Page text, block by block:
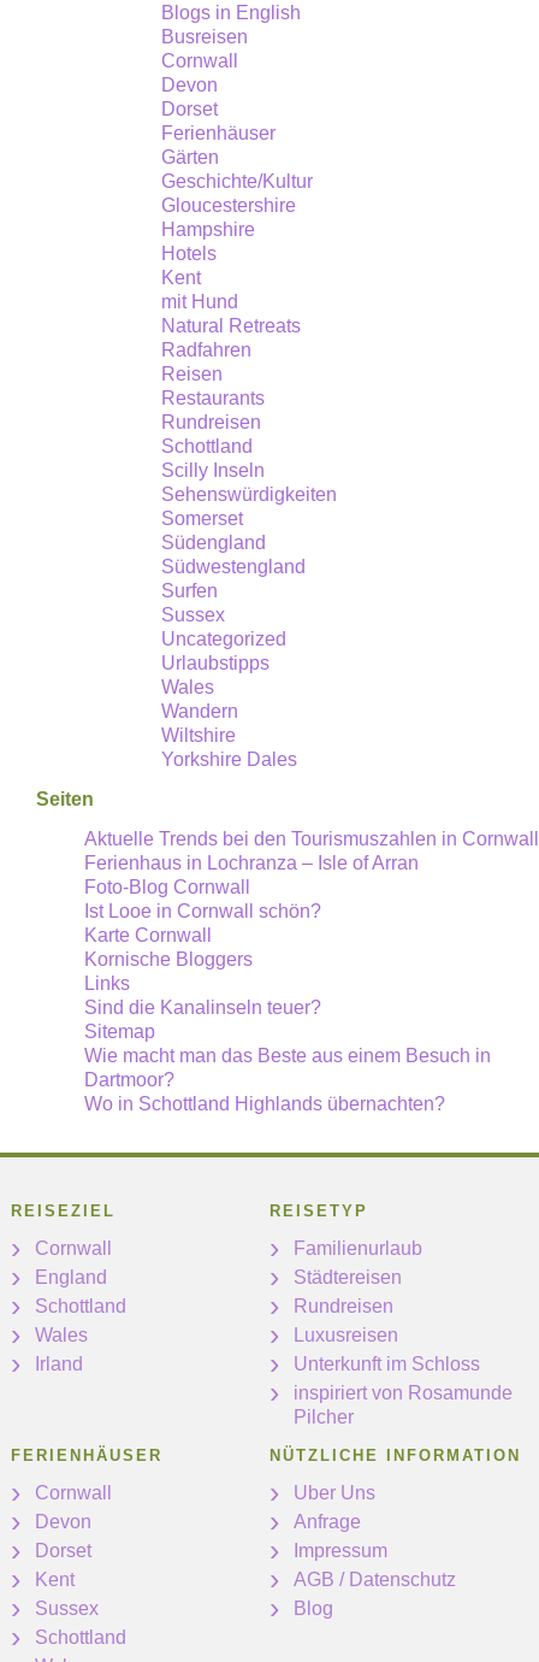
Blogs in English
Busreisen
Cornwall
Devon
Dorset
Ferienhäuser
Gärten
Geschichte/Kultur
Gloucestershire
Hampshire
Hotels
Kent
mit Hund
Natural Retreats
Radfahren
Reisen
Restaurants
Rundreisen
Schottland
Scilly Inseln
Sehenswürdigkeiten
Somerset
Südengland
Südwestengland
Surfen
Sussex
Uncategorized
Urlaubstipps
Wales
Wandern
Wiltshire
Yorkshire Dales
Seiten
Aktuelle Trends bei den Tourismuszahlen in Cornwall
Ferienhaus in Lochranza – Isle of Arran
Foto-Blog Cornwall
Ist Looe in Cornwall schön?
Karte Cornwall
Kornische Bloggers
Links
Sind die Kanalinseln teuer?
Sitemap
Wie macht man das Beste aus einem Besuch in
Dartmoor?
Wo in Schottland Highlands übernachten?
REISEZIEL
Cornwall
England
Schottland
Wales
Irland
REISETYP
Familienurlaub
Städtereisen
Rundreisen
Luxusreisen
Unterkunft im Schloss
inspiriert von Rosamunde
Pilcher
FERIENHÄUSER
Cornwall
Devon
Dorset
Kent
Sussex
Schottland
NÜTZLICHE INFORMATION
Uber Uns
Anfrage
Impressum
AGB / Datenschutz
Blog